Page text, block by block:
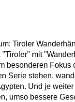
Tiroler
mit
besonderen Fokus
Serie stehen,
Und je
umso bessere